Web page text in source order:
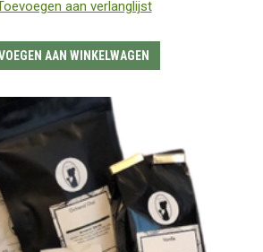
aan verlanglijst
AAN WINKELWAGEN